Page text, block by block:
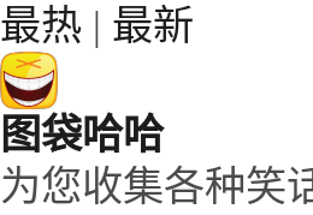
最热 | 最新
图袋哈哈
为您收集各种笑